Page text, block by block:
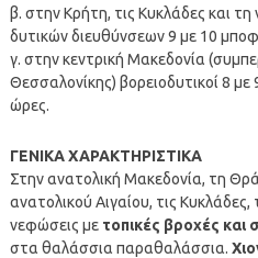
β. στην Κρήτη, τις Κυκλάδες και
δυτικών διευθύνσεων 9 με 10
γ. στην κεντρική Μακεδονία
Θεσσαλονίκης) βορειοδυτικοί 8 με
ώρες.
ΓΕΝΙΚΑ ΧΑΡΑΚΤΗΡΙΣΤΙΚΑ
Στην ανατολική Μακεδονία, τη
ανατολικού Αιγαίου, τις
νεφώσεις με τοπικές βροχές και
στα θαλάσσια παραθαλάσσια.